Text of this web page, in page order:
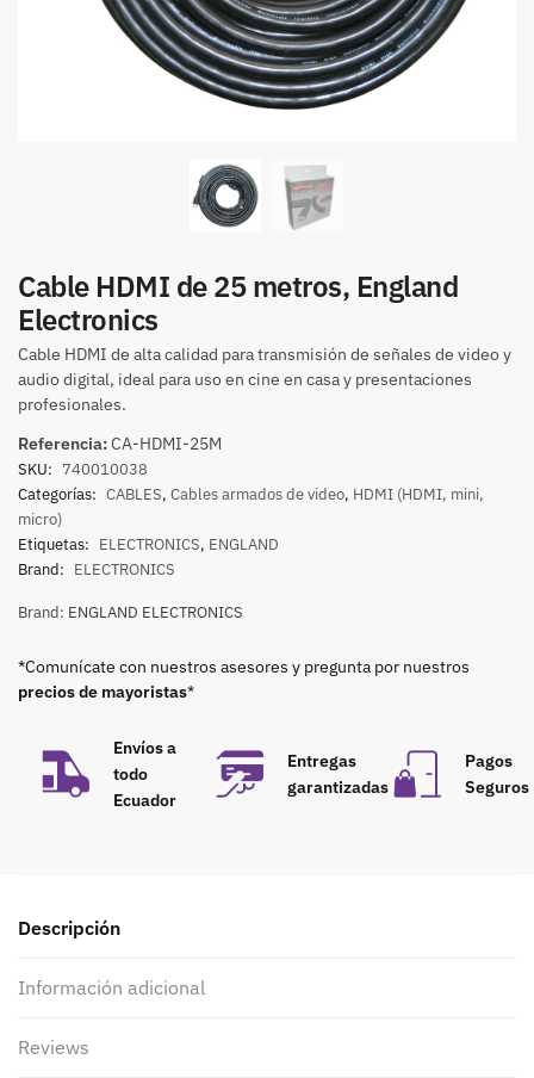
Cable HDMI de 25 metros, England
Electronics
Cable HDMI de alta calidad para transmisión de señales de video y
audio digital, ideal para uso en cine en casa y presentaciones
profesionales.
Referencia:CA-HDMI-25M
SKU: 740010038
Categorías: CABLES, Cables armados de video, HDMI (HDMI, mini,
micro)
Etiquetas: ELECTRONICS, ENGLAND
Brand: ELECTRONICS
Brand: ENGLAND ELECTRONICS
*Comunícate con nuestros asesores y pregunta por nuestros
precios de mayoristas*
Envíos a
todo
Ecuador
Entregas
garantizadas
Pagos
Seguros
Descripción
Información adicional
Reviews